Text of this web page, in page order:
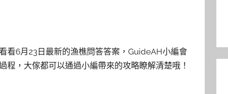
看6月23日最新的漁樵問答答案，GuideAH小編會
，大傢都可以通過小編帶來的攻略瞭解清楚哦！